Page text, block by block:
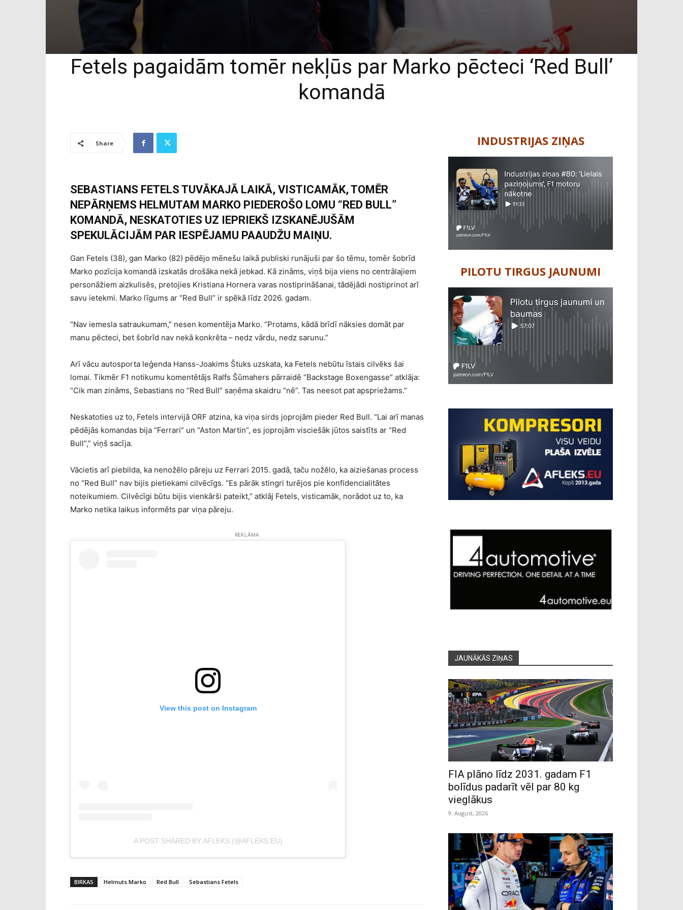
Fetels pagaidām tomēr nekļūs par Marko pēcteci ‘Red Bull’
komandā
Share
SEBASTIANS FETELS TUVĀKAJĀ LAIKĀ, VISTICAMĀK, TOMĒR
NEPĀRŅEMS HELMUTAM MARKO PIEDEROŠO LOMU “RED BULL”
KOMANDĀ, NESKATOTIES UZ IEPRIEKŠ IZSKANĒJUŠĀM
SPEKULĀCIJĀM PAR IESPĒJAMU PAAUDŽU MAIŅU.
Gan Fetels (38), gan Marko (82) pēdējo mēnešu laikā publiski runājuši par šo tēmu, tomēr šobrīd
Marko pozīcija komandā izskatās drošāka nekā jebkad. Kā zināms, viņš bija viens no centrālajiem
personāžiem aizkulisēs, pretojies Kristiana Hornera varas nostiprināšanai, tādējādi nostiprinot arī
savu ietekmi. Marko līgums ar “Red Bull” ir spēkā līdz 2026. gadam.
“Nav iemesla satraukumam,” nesen komentēja Marko. “Protams, kādā brīdī nāksies domāt par
manu pēcteci, bet šobrīd nav nekā konkrēta – nedz vārdu, nedz sarunu.”
Arī vācu autosporta leģenda Hanss-Joakims Štuks uzskata, ka Fetels nebūtu īstais cilvēks šai
lomai. Tikmēr F1 notikumu komentētājs Ralfs Šūmahers pārraidē “Backstage Boxengasse” atklāja:
“Cik man zināms, Sebastians no “Red Bull” saņēma skaidru “nē”. Tas neesot pat apspriežams.”
Neskatoties uz to, Fetels intervijā ORF atzina, ka viņa sirds joprojām pieder Red Bull. “Lai arī manas
pēdējās komandas bija “Ferrari” un “Aston Martin”, es joprojām visciešāk jūtos saistīts ar “Red
Bull”,” viņš sacīja.
Vācietis arī piebilda, ka nenožēlo pāreju uz Ferrari 2015. gadā, taču nožēlo, ka aiziešanas process
no “Red Bull” nav bijis pietiekami cilvēcīgs. “Es pārāk stingri turējos pie konfidencialitātes
noteikumiem. Cilvēcīgi būtu bijis vienkārši pateikt,” atklāj Fetels, visticamāk, norādot uz to, ka
Marko netika laikus informēts par viņa pāreju.
REKLĀMA
View this post on Instagram
A POST SHARED BY AFLEKS (@AFLEKS.EU)
BIRKAS Helmuts Marko Red Bull Sebastians Fetels
INDUSTRIJAS ZIŅAS
PILOTU TIRGUS JAUNUMI
JAUNĀKĀS ZIŅAS
FIA plāno līdz 2031. gadam F1
bolīdus padarīt vēl par 80 kg
vieglākus
9. August, 2026